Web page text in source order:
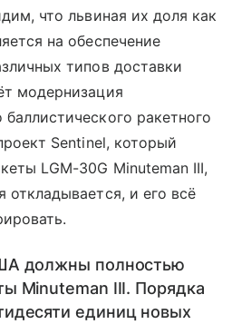
что львиная их доля как
на обеспечение
типов доставки
модернизация
ракетного
Sentinel, который
LGM-30G Minuteman III,
откладывается, и его всё
должны полностью
Minuteman III. Порядка
единиц новых